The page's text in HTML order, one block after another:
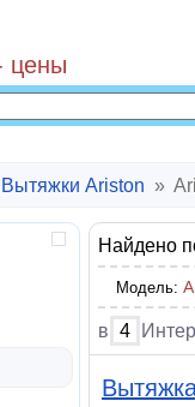
цены
Вытяжки Ariston »
Найдено
Модель:
в 4